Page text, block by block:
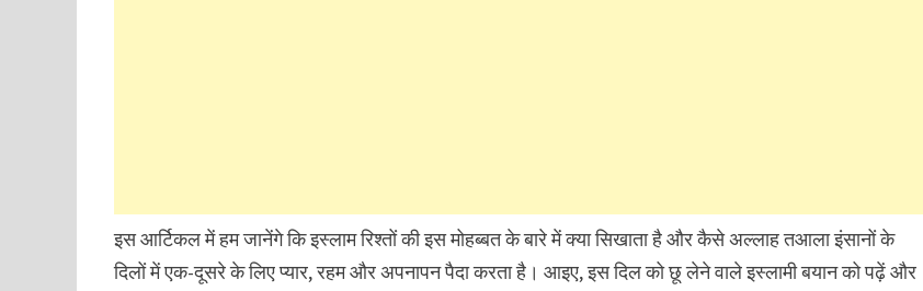
इस आर्टिकल में हम जानेंगे कि इस्लाम रिश्तों की इस मोहब्बत के बारे में क्या सिखाता है और कैसे अल्लाह तआला इंसानों के
दिलों में एक-दूसरे के लिए प्यार, रहम और अपनापन पैदा करता है। आइए, इस दिल को छू लेने वाले इस्लामी बयान को पढ़ें और